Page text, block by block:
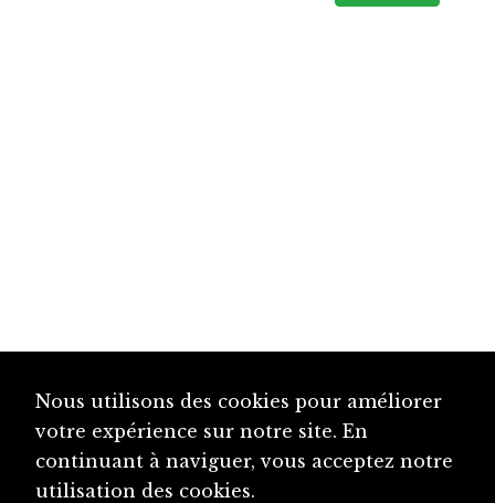
Nous utilisons des cookies pour améliorer
votre expérience sur notre site. En
continuant à naviguer, vous acceptez notre
utilisation des cookies.